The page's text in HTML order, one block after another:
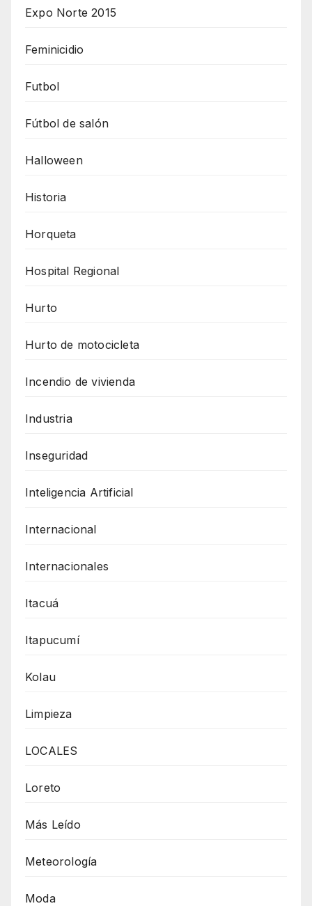
Expo Norte 2015
Feminicidio
Futbol
Fútbol de salón
Halloween
Historia
Horqueta
Hospital Regional
Hurto
Hurto de motocicleta
Incendio de vivienda
Industria
Inseguridad
Inteligencia Artificial
Internacional
Internacionales
Itacuá
Itapucumí
Kolau
Limpieza
LOCALES
Loreto
Más Leído
Meteorología
Moda